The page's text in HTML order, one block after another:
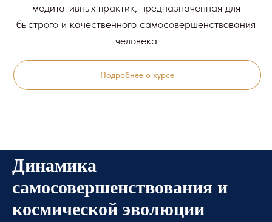
медитативных практик, предназначенная для
быстрого и качественного самосовершенствования
человека
Подробнее о курсе
Динамика
самосовершенствования и
космической эволюции